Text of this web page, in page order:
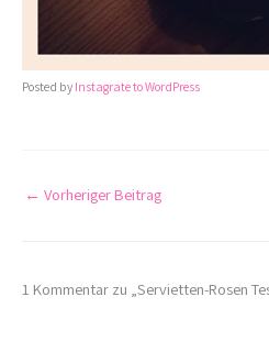
Posted by Instagrate to WordPress
← Vorheriger Beitrag
1 Kommentar zu „Servietten-Rosen